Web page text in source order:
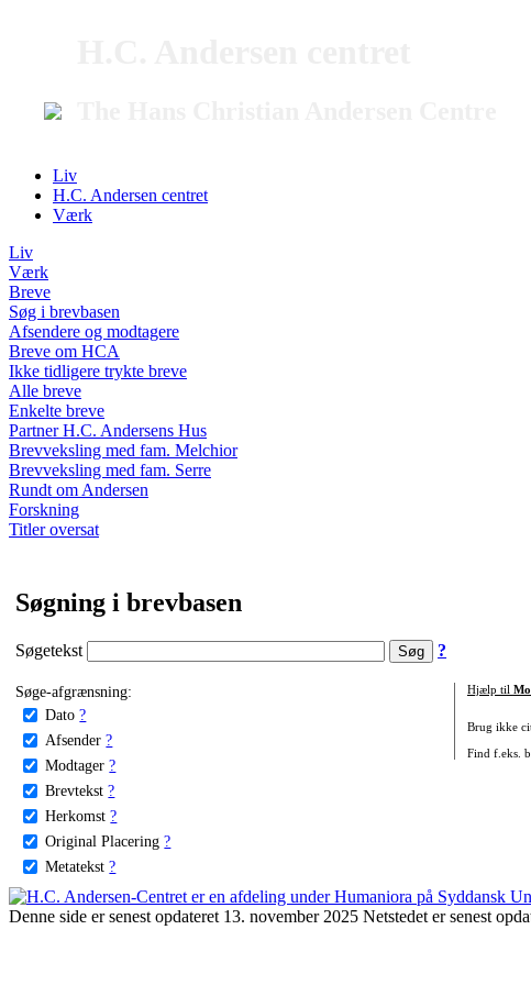
Liv
H.C. Andersen centret
Værk
Liv
Værk
Breve
Søg i brevbasen
Afsendere og modtagere
Breve om HCA
Ikke tidligere trykte breve
Alle breve
Enkelte breve
Partner H.C. Andersens Hus
Brevveksling med fam. Melchior
Brevveksling med fam. Serre
Rundt om Andersen
Forskning
Titler oversat
Søgning i brevbasen
Søgetekst ?
Søge-afgrænsning:
Dato ?
Afsender ?
Modtager ?
Brevtekst ?
Herkomst ?
Original Placering ?
Metatekst ?
Hjælp til
Brug ikke
Find f.eks.
Denne side er senest opdateret 13. november 2025 Netstedet er senest